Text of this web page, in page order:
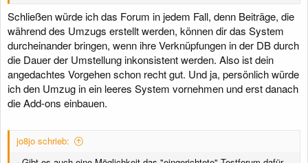
Schließen würde ich das Forum in jedem Fall, denn Beiträge, die
während des Umzugs erstellt werden, können dir das System
durcheinander bringen, wenn ihre Verknüpfungen in der DB durch
die Dauer der Umstellung inkonsistent werden. Also ist dein
angedachtes Vorgehen schon recht gut. Und ja, persönlich würde
ich den Umzug in ein leeres System vornehmen und erst danach
die Add-ons einbauen.
jo8jo schrieb: